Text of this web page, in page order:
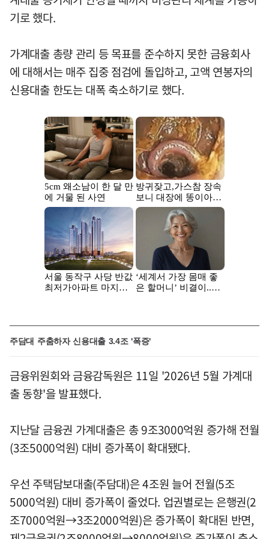
기로 했다.
가계대출 총량 관리 등 목표를 준수하지 못한 금융회사
에 대해서는 매주 집중 점검에 돌입하고, 고액 연봉자의
신용대출 한도는 대폭 축소하기로 했다.
주담대 주춤하자 신용대출 3.4조 '폭증'
금융위원회와 금융감독원은 11일 '2026년 5월 가계대
출 동향'을 발표했다.
지난달 금융권 가계대출은 총 9조3000억원 증가해 전월
(3조5000억원) 대비 증가폭이 확대됐다.
우선 주택담보대출(주담대)은 4조원 늘어 전월(5조
5000억원) 대비 증가폭이 줄었다. 업권별로는 은행권(2
조7000억원→3조2000억원)은 증가폭이 확대된 반면,